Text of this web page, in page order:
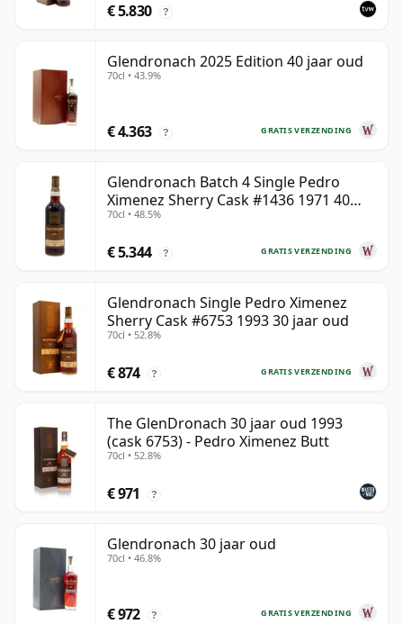
€ 5.830 ?
Glendronach 2025 Edition 40 jaar oud
70cl • 43.9%
GRATIS VERZENDING
€ 4.363 ?
Glendronach Batch 4 Single Pedro
Ximenez Sherry Cask #1436 1971 40
jaar oud
70cl • 48.5%
GRATIS VERZENDING
€ 5.344 ?
Glendronach Single Pedro Ximenez
Sherry Cask #6753 1993 30 jaar oud
70cl • 52.8%
GRATIS VERZENDING
€ 874 ?
The GlenDronach 30 jaar oud 1993
(cask 6753) - Pedro Ximenez Butt
70cl • 52.8%
€ 971 ?
Glendronach 30 jaar oud
70cl • 46.8%
GRATIS VERZENDING
€ 972 ?